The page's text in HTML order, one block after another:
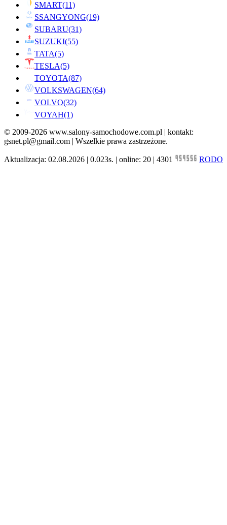
SMART(11)
SSANGYONG(19)
SUBARU(31)
SUZUKI(55)
TATA(5)
TESLA(5)
TOYOTA(87)
VOLKSWAGEN(64)
VOLVO(32)
VOYAH(1)
© 2009-2026 www.salony-samochodowe.com.pl | kontakt:
gsnet.pl@gmail.com | Wszelkie prawa zastrzeżone.
Aktualizacja: 02.08.2026 | 0.023s. | online: 20 | 4301 RODO